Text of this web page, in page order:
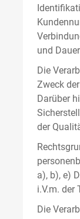
und
Die
Zweck
Darüber
der
a), b), e)
i.V.m. der
Die